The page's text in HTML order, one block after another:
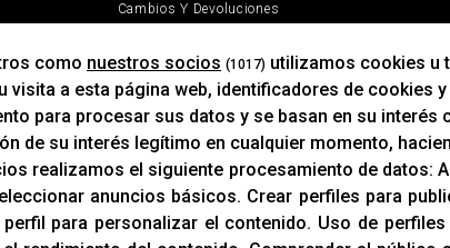
Cambios Y Devoluciones
como nuestros socios (1017) utilizamos cookies u
a esta página web, identificadores de cookies
para procesar sus datos y se basan en su
de su interés legítimo en cualquier momento,
realizamos el siguiente procesamiento de datos:
anuncios básicos. Crear perfiles para
perfil para personalizar el contenido. Uso de